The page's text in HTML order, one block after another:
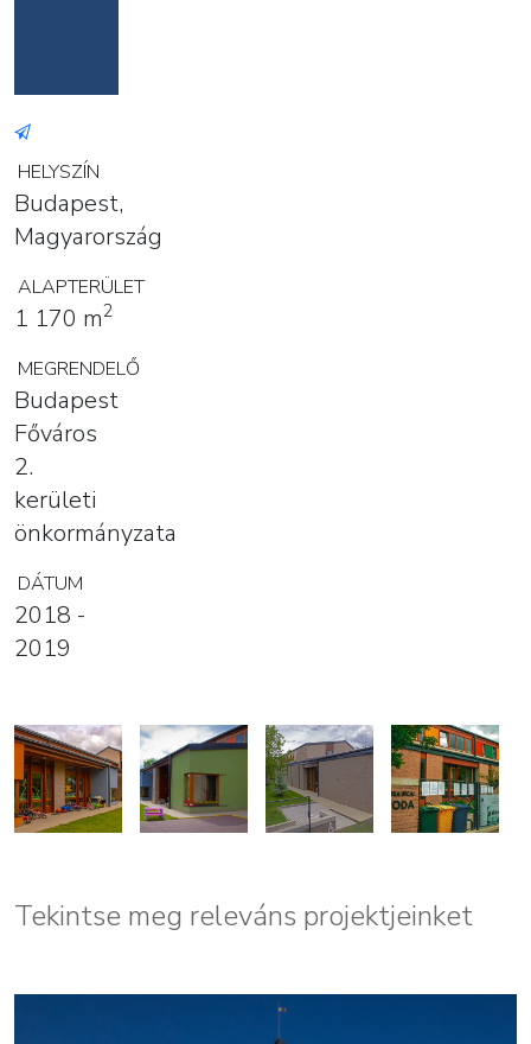
HELYSZÍN
Budapest,
Magyarország
ALAPTERÜLET
1 170 m2
MEGRENDELŐ
Budapest
Főváros
2.
kerületi
önkormányzata
DÁTUM
2018 -
2019
Tekintse meg releváns projektjeinket